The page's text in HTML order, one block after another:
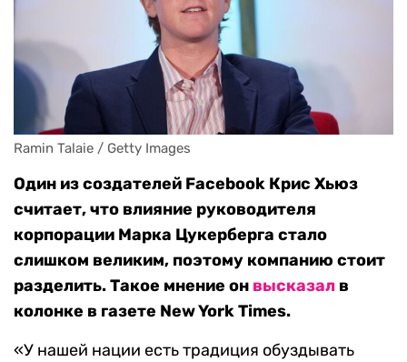
Ramin Talaie / Getty Images
Один из создателей Facebook Крис Хьюз
считает, что влияние руководителя
корпорации Марка Цукерберга стало
слишком великим, поэтому компанию стоит
разделить. Такое мнение он высказал в
колонке в газете New York Times.
«У нашей нации есть традиция обуздывать